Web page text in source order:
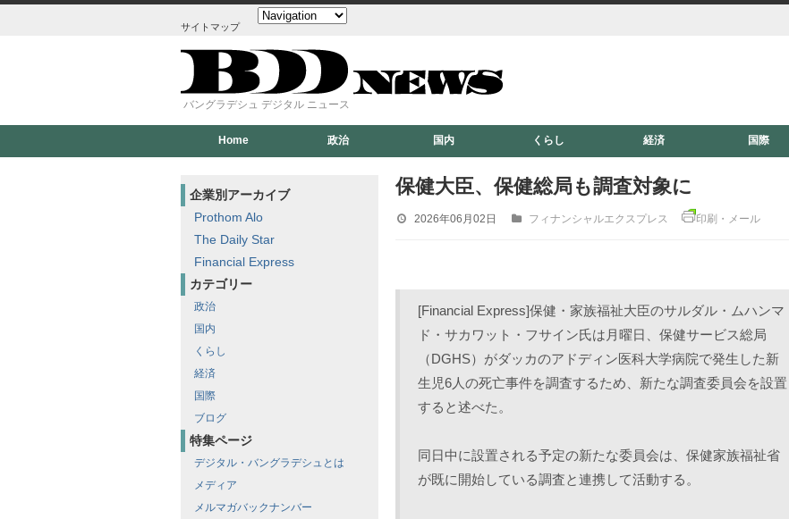
サイトマップ
バングラデシュ デジタル ニュース
Home 政治 国内 くらし 経済 国際
企業別アーカイブ
Prothom Alo
The Daily Star
Financial Express
カテゴリー
政治
国内
くらし
経済
国際
ブログ
特集ページ
デジタル・バングラデシュとは
メディア
メルマガバックナンバー
保健大臣、保健総局も調査対象に
2026年06月02日 フィナンシャルエクスプレス 印刷・メール
[Financial Express]保健・家族福祉大臣のサルダル・ムハンマ
ド・サカワット・フサイン氏は月曜日、保健サービス総局
（DGHS）がダッカのアドディン医科大学病院で発生した新
生児6人の死亡事件を調査するため、新たな調査委員会を設置
すると述べた。
同日中に設置される予定の新たな委員会は、保健家族福祉省
が既に開始している調査と連携して活動する。